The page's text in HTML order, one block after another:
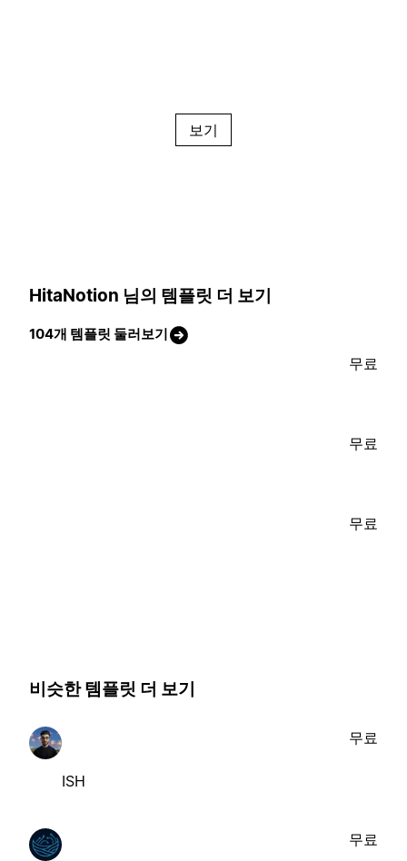
보기
HitaNotion 님의 템플릿 더 보기
104개 템플릿 둘러보기
무료
무료
무료
비슷한 템플릿 더 보기
ISH
무료
무료